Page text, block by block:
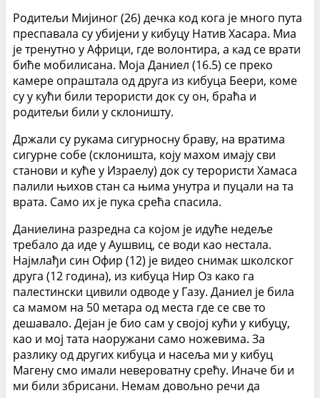
Родитељи Мијиног (26) дечка код кога је много пута
преспавала су убијени у кибуцу Натив Хасара. Миа
је тренутно у Африци, где волонтира, а кад се врати
биће мобилисана. Моја Даниел (16.5) се преко
камере опраштала од друга из кибуца Беери, коме
су у кући били терористи док су он, браћа и
родитељи били у склоништу.
Држали су рукама сигурносну браву, на вратима
сигурне собе (склоништа, коју махом имају сви
станови и куће у Израелу) док су терористи Хамаса
палили њихов стан са њима унутра и пуцали на та
врата. Само их је пука срећа спасила.
Даниелина разредна са којом је идуће недеље
требало да иде у Аушвиц, се води као нестала.
Најмлађи син Офир (12) је видео снимак школског
друга (12 година), из кибуца Нир Оз како га
палестински цивили одводе у Газу. Даниел је била
са мамом на 50 метара од места где се све то
дешавало. Дејан је био сам у својој кући у кибуцу,
као и мој тата наоружани само ножевима. За
разлику од других кибуца и насеља ми у кибуц
Магену смо имали невероватну срећу. Иначе би и
ми били збрисани. Немам довољно речи да